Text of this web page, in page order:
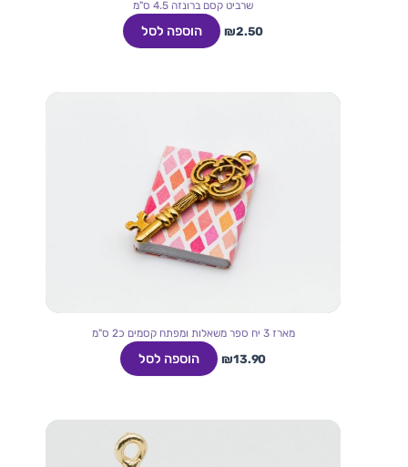
שרביט קסם ברונזה 4.5 ס"מ
₪2.50 הוספה לסל
מארז 3 יח ספר משאלות ומפתח קסמים כ2 ס"מ
₪13.90 הוספה לסל